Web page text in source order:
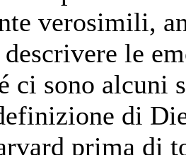
verosimili,
descrivere le
ci sono
di
prima di